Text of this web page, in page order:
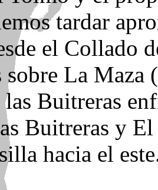
tardar
el Collado
sobre La
Buitreras
Buitreras y
hacia el